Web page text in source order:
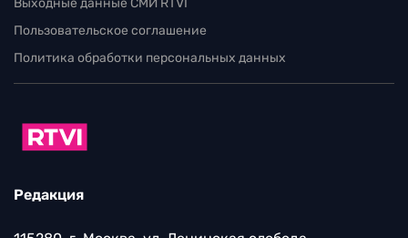
Пользовательское соглашение
Политика обработки персональных данных
Редакция